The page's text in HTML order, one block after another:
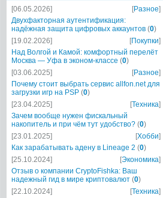
[06.05.2026] [Разное]
Двухфакторная аутентификация:
надёжная защита цифровых аккаунтов (0)
[19.02.2026]
[Покупки]
Над Волгой и Камой: комфортный перелёт
Москва — Уфа в эконом-классе (0)
[03.06.2025]
[Разное]
Почему стоит выбрать сервис allfon.net для
загрузки игр на PSP (0)
[23.04.2025]
[Техника]
Зачем вообще нужен фискальный
накопитель и при чём тут удобство? (0)
[23.01.2025]
[Хобби]
Как зарабатывать адену в Lineage 2 (0)
[25.10.2024]
[Экономика]
Отзыв о компании CryptoFishka: Ваш
надежный гид в мире криптовалют (0)
[22.10.2024]
[Техника]